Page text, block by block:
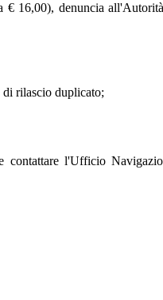
16,00), denuncia
di rilascio duplicato;
contattare l'Ufficio